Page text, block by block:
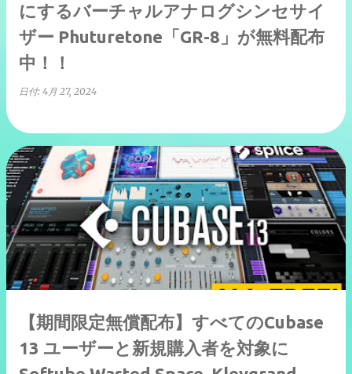
にするバーチャルアナログシンセサイ
ザー Phuturetone「GR-8」が無料配布
中！！
日付: 4月 27, 2024
【期間限定無償配布】すべてのCubase
13 ユーザーと新規購入者を対象に